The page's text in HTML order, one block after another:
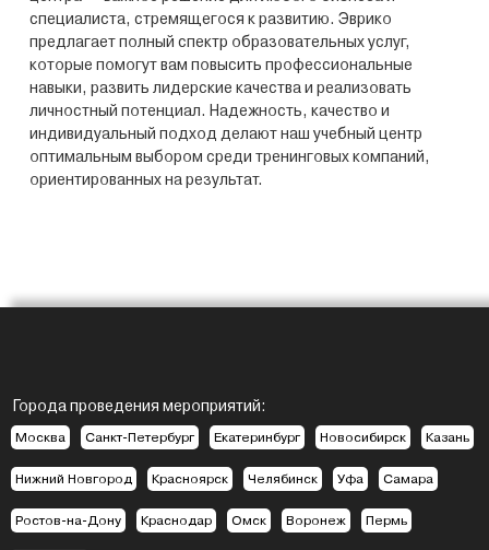
специалиста, стремящегося к развитию. Эврико
предлагает полный спектр образовательных услуг,
которые помогут вам повысить профессиональные
навыки, развить лидерские качества и реализовать
личностный потенциал. Надежность, качество и
индивидуальный подход делают наш учебный центр
оптимальным выбором среди тренинговых компаний,
ориентированных на результат.
Города проведения мероприятий:
Москва Санкт-Петербург Екатеринбург Новосибирск Казань
Нижний Новгород Красноярск Челябинск Уфа Самара
Ростов-на-Дону Краснодар Омск Воронеж Пермь